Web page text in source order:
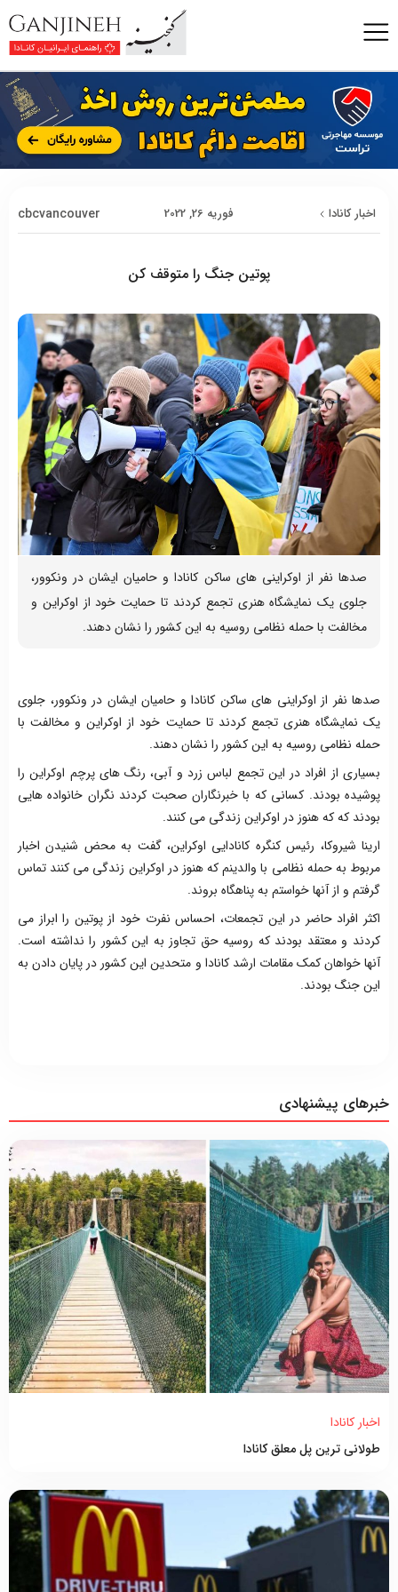
اخبار کانادا فوریه 26, 2022 cbcvancouver
پوتین جنگ را متوقف کن
صدها نفر از اوکراینی های ساکن کانادا و حامیان ایشان در ونکوور،
جلوی یک نمایشگاه هنری تجمع کردند تا حمایت خود از اوکراین و
مخالفت با حمله نظامی روسیه به این کشور را نشان دهند.
صدها نفر از اوکراینی های ساکن کانادا و حامیان ایشان در ونکوور، جلوی
یک نمایشگاه هنری تجمع کردند تا حمایت خود از اوکراین و مخالفت با
حمله نظامی روسیه به این کشور را نشان دهند.
بسیاری از افراد در این تجمع لباس زرد و آبی، رنگ های پرچم اوکراین را
پوشیده بودند. کسانی که با خبرنگاران صحبت کردند نگران خانواده هایی
بودند که که هنوز در اوکراین زندگی می کنند.
ارینا شیروکا، رئیس کنگره کانادایی اوکراین، گفت به محض شنیدن اخبار
مربوط به حمله نظامی با والدینم که هنوز در اوکراین زندگی می کنند تماس
گرفتم و از آنها خواستم به پناهگاه بروند.
اکثر افراد حاضر در این تجمعات، احساس نفرت خود از پوتین را ابراز می
کردند و معتقد بودند که روسیه حق تجاوز به این کشور را نداشته است.
آنها خواهان کمک مقامات ارشد کانادا و متحدین این کشور در پایان دادن به
این جنگ بودند.
خبرهای پیشنهادی
اخبار کانادا
طولانی ترین پل معلق کانادا